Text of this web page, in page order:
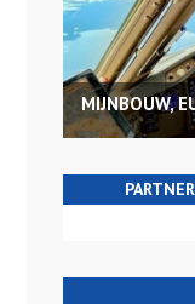
MIJNBOUW,